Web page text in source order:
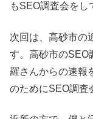
もSEO調査会をし
次回は、高砂市の
す。高砂市のSEO
羅さんからの速報
のためにSEO調査